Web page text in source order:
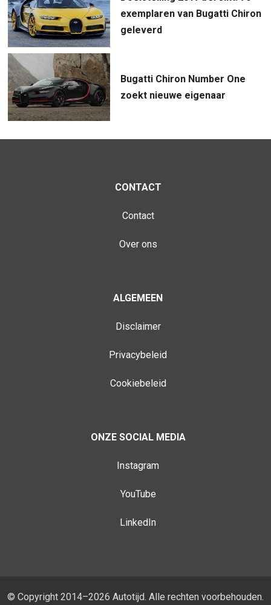
exemplaren van Bugatti Chiron
geleverd
Bugatti Chiron Number One
zoekt nieuwe eigenaar
CONTACT
Contact
Over ons
ALGEMEEN
Disclaimer
Privacybeleid
Cookiebeleid
ONZE SOCIAL MEDIA
Instagram
YouTube
LinkedIn
© Copyright 2014–2026 Autotijd. Alle rechten voorbehouden.